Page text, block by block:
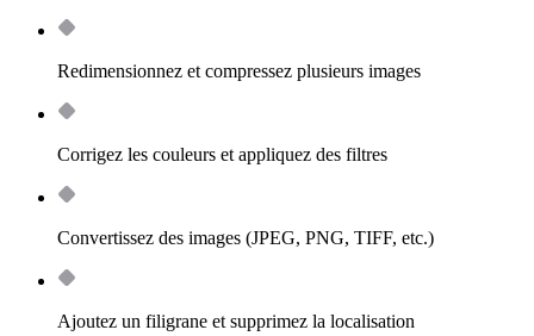
Redimensionnez et compressez plusieurs images
Corrigez les couleurs et appliquez des filtres
Convertissez des images (JPEG, PNG, TIFF, etc.)
Ajoutez un filigrane et supprimez la localisation